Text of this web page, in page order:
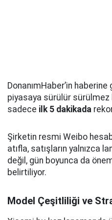
DonanımHaber’in
piyasaya sürülür
sadece ilk 5 dakikada
Şirketin resmi Weibo
atıfla, satışların yalnızca
değil, gün boyunca da
belirtiliyor.
Model Çeşitliliği ve